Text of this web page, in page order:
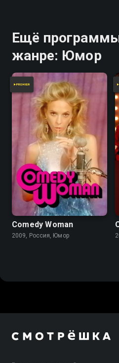
Ещё
жанре: Юмор
Comedy Woman
2009, Россия, Юмор